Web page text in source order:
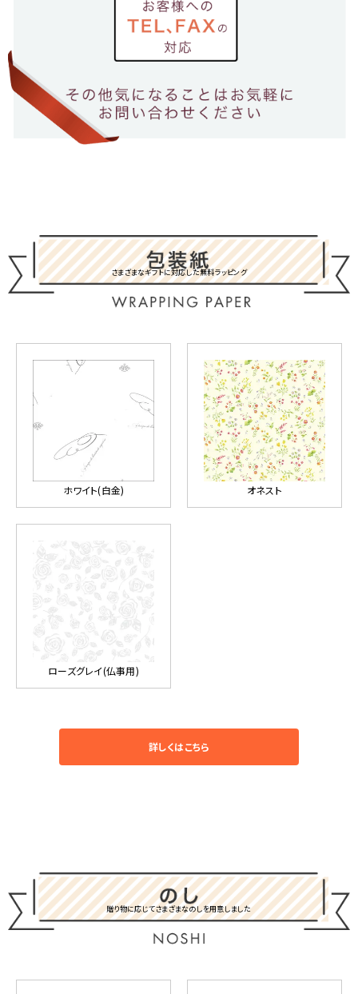
さまざまなギフトに対応した無料ラッピング
ホワイト(白金) オネスト
ローズグレイ(仏事用)
詳しくはこちら
贈り物に応じてさまざまなのしを用意しました